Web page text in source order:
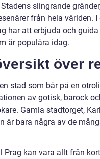
slingrande
från hela världen.
har att erbjuda och
är populära idag.
över
stad som bär på en
av gotisk, barock
Gamla stadtorget,
är bara några av de
Prag kan vara allt från